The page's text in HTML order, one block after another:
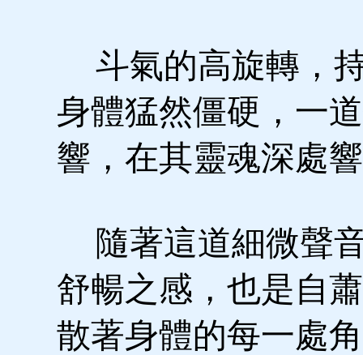
斗氣的高旋轉，
身體猛然僵硬，一
響，在其靈魂深處
隨著這道細微聲
舒暢之感，也是自
散著身體的每一處